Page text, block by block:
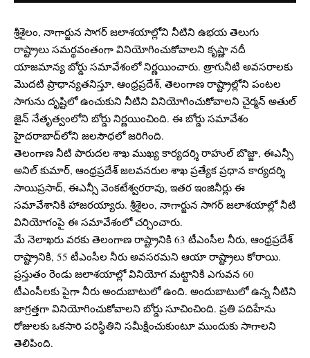
శ్రీశైలం, నాగార్జున సాగర్ జలాశయాల్లోని నీటిని ఉభయ తెలుగు
రాష్ట్రాలు సమర్థవంతంగా వినియోగించుకోవాలని కృష్ణా నదీ
యాజమాన్య బోర్డు సమావేశంలో నిర్ణయించారు. త్రాగునీటి అవసరాలకు
మొదటి ప్రాధాన్యతనిస్తూ, ఆంధ్రప్రదేశ్, తెలంగాణ రాష్ట్రాల్లోని పంటల
సాగును దృష్టిలో ఉంచుకుని నీటిని వినియోగించుకోవాలని చైర్మన్ అతుల్
జైన్ నేతృత్వంలోని బోర్డు నిర్ణయించింది. ఈ బోర్డు సమావేశం
హైదరాబాద్‌లోని జలసౌధలో జరిగింది.
తెలంగాణ నీటి పారుదల శాఖ ముఖ్య కార్యదర్శి రాహుల్ బొజ్జా, ఈఎన్సీ
అనిల్ కుమార్, ఆంధ్రప్రదేశ్ జలవనరుల శాఖ ప్రత్యేక ప్రధాన కార్యదర్శి
సాయిప్రసాద్, ఈఎన్సీ వెంకటేశ్వరరావు, ఇతర ఇంజినీర్లు ఈ
సమావేశానికి హాజరయ్యారు. శ్రీశైలం, నాగార్జున సాగర్ జలాశయాల్లో నీటి
వినియోగంపై ఈ సమావేశంలో చర్చించారు.
మే నెలాఖరు వరకు తెలంగాణ రాష్ట్రానికి 63 టీఎంసీల నీరు, ఆంధ్రప్రదేశ్
రాష్ట్రానికి, 55 టీఎంసీల నీరు అవసరమని ఆయా రాష్ట్రాలు కోరాయి.
ప్రస్తుతం రెండు జలాశయాల్లో వినియోగ మట్టానికి ఎగువన 60
టీఎంసీలకు పైగా నీరు అందుబాటులో ఉంది. అందుబాటులో ఉన్న నీటిని
జాగ్రత్తగా వినియోగించుకోవాలని బోర్డు సూచించింది. ప్రతి పదిహేను
రోజులకు ఒకసారి పరిస్థితిని సమీక్షించుకుంటూ ముందుకు సాగాలని
తెలిపింది.